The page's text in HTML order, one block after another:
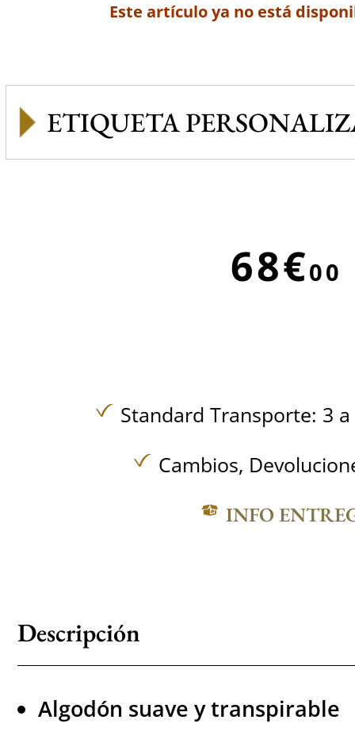
Este artículo ya no está
ETIQUETA
68€00
Standard Transporte: 3
Cambios,
INFO
Descripción
Algodón suave y transpirable